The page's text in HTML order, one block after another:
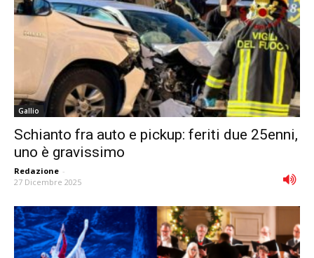
Gallio
Schianto fra auto e pickup: feriti due 25enni,
uno è gravissimo
Redazione -
27 Dicembre 2025